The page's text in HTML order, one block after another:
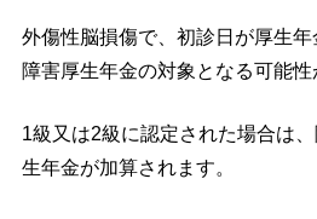
外傷性脳損傷で、初診日が厚生年
障害厚生年金の対象となる可能性
1級又は2級に認定された場合は
生年金が加算されます。